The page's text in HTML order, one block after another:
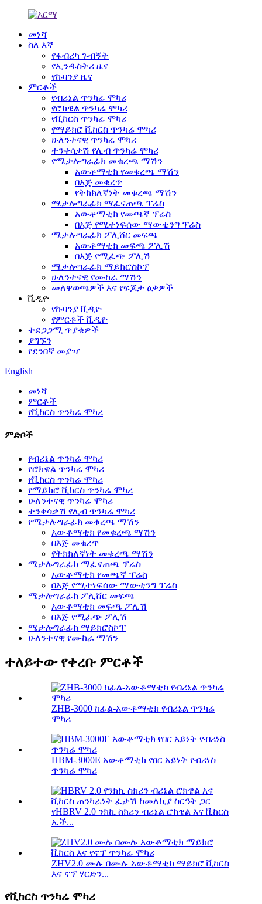
መነሻ
ስለ እኛ
የፋብሪካ ጉብኝት
የኢንዱስትሪ ዜና
የኩባንያ ዜና
ምርቶች
የብሪኔል ጥንካሬ ሞካሪ
የሮክዌል ጥንካሬ ሞካሪ
የቪከርስ ጥንካሬ ሞካሪ
የማይክሮ ቪከርስ ጥንካሬ ሞካሪ
ሁለንተናዊ ጥንካሬ ሞካሪ
ተንቀሳቃሽ የሊብ ጥንካሬ ሞካሪ
የሜታሎግራፊክ መቁረጫ ማሽን
አውቶማቲክ የመቁረጫ ማሽን
በእጅ መቁረጥ
የትክክለኛነት መቁረጫ ማሽን
ሜታሎግራፊክ ማፈናጠጫ ፕሬስ
አውቶማቲክ የመጫኛ ፕሬስ
በእጅ የሚተነፍሰው ማውቲንግ ፕሬስ
ሜታሎግራፊክ ፖሊሸር መፍጫ
አውቶማቲክ መፍጫ ፖሊሽ
በእጅ የሚፈጭ ፖሊሽ
ሜታሎግራፊክ ማይክሮስኮፕ
ሁለንተናዊ የሙከራ ማሽን
መለዋወጫዎች እና የፍጆታ ዕቃዎች
ቪዲዮ
የኩባንያ ቪዲዮ
የምርቶች ቪዲዮ
ተደጋጋሚ ጥያቄዎች
ያግኙን
የደንበኛ መያዣ
English
መነሻ
ምርቶች
የቪከርስ ጥንካሬ ሞካሪ
ምድቦች
የብሪኔል ጥንካሬ ሞካሪ
የሮክዌል ጥንካሬ ሞካሪ
የቪከርስ ጥንካሬ ሞካሪ
የማይክሮ ቪከርስ ጥንካሬ ሞካሪ
ሁለንተናዊ ጥንካሬ ሞካሪ
ተንቀሳቃሽ የሊብ ጥንካሬ ሞካሪ
የሜታሎግራፊክ መቁረጫ ማሽን
አውቶማቲክ የመቁረጫ ማሽን
በእጅ መቁረጥ
የትክክለኛነት መቁረጫ ማሽን
ሜታሎግራፊክ ማፈናጠጫ ፕሬስ
አውቶማቲክ የመጫኛ ፕሬስ
በእጅ የሚተነፍሰው ማውቲንግ ፕሬስ
ሜታሎግራፊክ ፖሊሸር መፍጫ
አውቶማቲክ መፍጫ ፖሊሽ
በእጅ የሚፈጭ ፖሊሽ
ሜታሎግራፊክ ማይክሮስኮፕ
ሁለንተናዊ የሙከራ ማሽን
ተለይተው የቀረቡ ምርቶች
ZHB-3000 ከፊል-አውቶማቲክ የብሪኔል ጥንካሬ
ሞካሪ
HBM-3000E አውቶማቲክ የበር አይነት የብሪነስ
ጥንካሬ ሞካሪ
የHBRV 2.0 ንክኪ ስክሪን ብሪኔል ሮክዌል እና ቪከርስ
ኤች...
ZHV2.0 ሙሉ በሙሉ አውቶማቲክ ማይክሮ ቪከርስ
እና ኖፕ ሃርድን...
የቪከርስ ጥንካሬ ሞካሪ